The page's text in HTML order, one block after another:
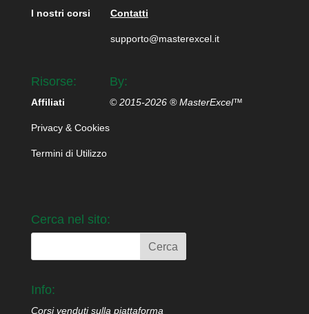
I nostri corsi Contatti
supporto@masterexcel.it
Risorse:
Affiliati
Privacy & Cookies
Termini di Utilizzo
By:
© 2015-2026 ® MasterExcel™
Cerca nel sito:
Info:
Corsi venduti sulla piattaforma